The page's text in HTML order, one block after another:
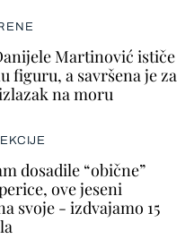
Martinović ističe
figuru, a savršena je za
na moru
dosadile “obične”
ove jeseni
svoje - izdvajamo 15